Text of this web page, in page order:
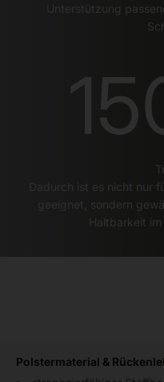
Unterstützung
Dadurch ist es nicht nur
geeignet, sondern
Haltbarkeit
Polstermaterial &